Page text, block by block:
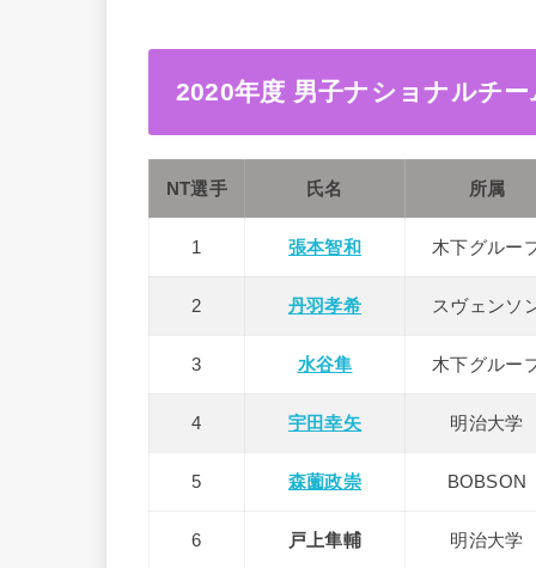
2020年度 男子ナショナルチー
NT選手 氏名 所属
1 張本智和 木下グルー
2 丹羽孝希 スヴェンソ
3 水谷隼 木下グルー
4 宇田幸矢 明治大学
5 森薗政崇 BOBSON
6 戸上隼輔 明治大学